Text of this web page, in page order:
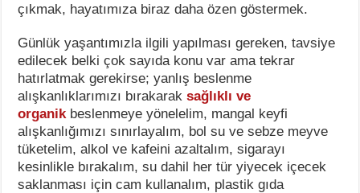
çıkmak, hayatımıza biraz daha özen göstermek.
Günlük yaşantımızla ilgili yapılması gereken, tavsiye
edilecek belki çok sayıda konu var ama tekrar
hatırlatmak gerekirse; yanlış beslenme
alışkanlıklarımızı bırakaraksağlıklı ve
organik beslenmeye yönelelim, mangal keyfi
alışkanlığımızı sınırlayalım, bol su ve sebze meyve
tüketelim, alkol ve kafeini azaltalım, sigarayı
kesinlikle bırakalım, su dahil her tür yiyecek içecek
saklanması için cam kullanalım, plastik gıda